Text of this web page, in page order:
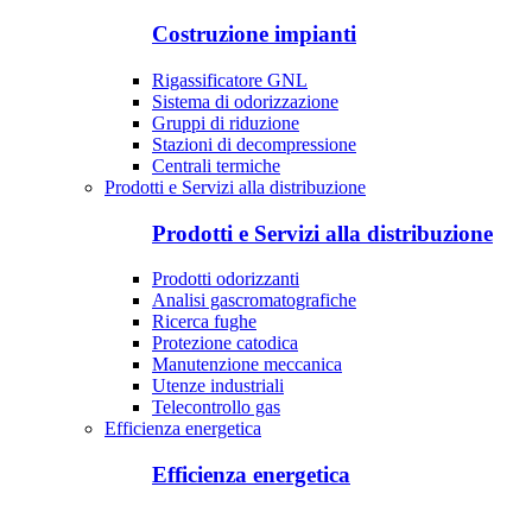
Costruzione impianti
Rigassificatore GNL
Sistema di odorizzazione
Gruppi di riduzione
Stazioni di decompressione
Centrali termiche
Prodotti e Servizi alla distribuzione
Prodotti e Servizi alla distribuzione
Prodotti odorizzanti
Analisi gascromatografiche
Ricerca fughe
Protezione catodica
Manutenzione meccanica
Utenze industriali
Telecontrollo gas
Efficienza energetica
Efficienza energetica